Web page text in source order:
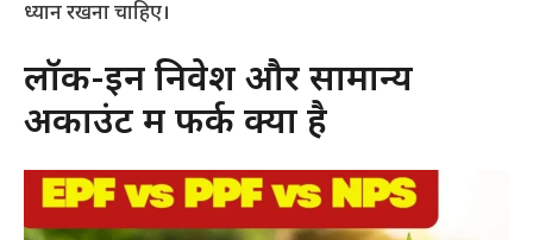
ध्यान रखना चाहिए।
लॉक-इन निवेश और सामान्य
अकाउंट में फर्क क्यों है